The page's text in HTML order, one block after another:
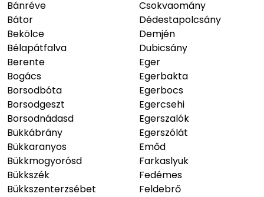
Bánréve
Bátor
Bekölce
Bélapátfalva
Berente
Bogács
Borsodbóta
Borsodgeszt
Borsodnádasd
Bükkábrány
Bükkaranyos
Bükkmogyorósd
Bükkszék
Bükkszenterzsébet
Csokvaomány
Dédestapolcsány
Demjén
Dubicsány
Eger
Egerbakta
Egerbocs
Egercsehi
Egerszalók
Egerszólát
Emőd
Farkaslyuk
Fedémes
Feldebrő